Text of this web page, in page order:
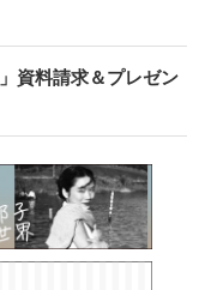
資料請求＆プレゼン